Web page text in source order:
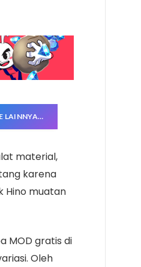
LAINNYA…
material,
karena
Hino muatan
MOD gratis di
Oleh